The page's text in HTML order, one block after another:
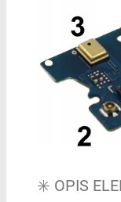
✳️ OPIS